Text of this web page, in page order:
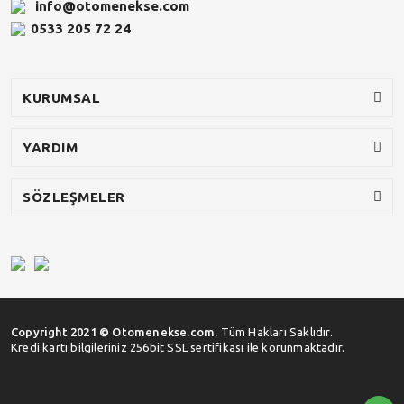
info@otomenekse.com
0533 205 72 24
KURUMSAL
YARDIM
SÖZLEŞMELER
Copyright 2021 © Otomenekse.com. Tüm Hakları Saklıdır.
Kredi kartı bilgileriniz 256bit SSL sertifikası ile korunmaktadır.